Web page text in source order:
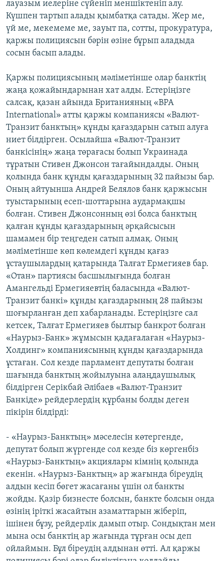
лауазым иелеріне сүйеніп меншіктеніп алу.
Күшпен тартып алады қымбатқа сатады. Жер ме,
үй ме, мекемеме ме, зауыт па, сотты, прокуратура,
қаржы полициясын бәрін өзіне бұрып аладыда
сосын басып алады.
Қаржы полициясының мәліметінше олар банктің
жаңа қожайындарынан хат алды. Естеріңізге
салсақ, қазан айында Британияның «BPA
International» атты қаржы компаниясы «Валют-
Транзит банктың» құнды қағаздарын сатып алуға
ниет білдірген. Осылайша «Валют-Транзит
банкісінің» жаңа төрағасы болып Украинада
тұратын Стивен Джонсон тағайындалды. Оның
қолында банк құнды қағаздарының 32 пайызы бар.
Оның айтуынша Андрей Белялов банк қаржысын
туыстарының есеп-шоттарына аудармақшы
болған. Стивен Джонсонның өзі болса банктың
қалған құнды қағаздарының әрқайсысын
шамамен бір теңгеден сатып алмақ. Оның
мәліметінше көп көлемдегі құнды қағаз
ұстаушылардың қатарында Талғат Ермегияев бар.
«Отан» партиясы басшылығында болған
Амангельді Ермегияевтің баласында «Валют-
Транзит банкі» құнды қағаздарының 28 пайызы
шоғырланған деп хабарланады. Естеріңізге сал
кетсек, Талғат Ермегияев былтыр банкрот болған
«Наурыз-Банк» жұмысын қадағалаған «Наурыз-
Холдинг» компаниясының құнды қағаздарында
ұстаған. Сол кезде парламент депутаты болған
шағында банктың жойылуына алаңдаушылық
білдірген Серікбай Әлібаев «Валют-Транзит
Банкіде» рейдерлердің құрбаны болды деген
пікірін білдірді:
- «Наурыз-Банктың» мәселесін көтергенде,
депутат болып жүргенде сол кезде біз көргенбіз
«Наурыз-Банктың» акциялары кімнің қолында
екенін. «Наурыз-Банктың» ар жағында біреудің
алдын кесіп бөгет жасағаны үшін ол банкты
жойды. Қазір бизнесте болсын, банкте болсын онда
өзінің іріткі жасайтын азаматтарын жіберіп,
ішінен бұзу, рейдерлік дамып отыр. Сондықтан мен
мына осы банктің ар жағында тұрған осы деп
ойлаймын. Бұл біреудің алдынан өтті. Ал қаржы